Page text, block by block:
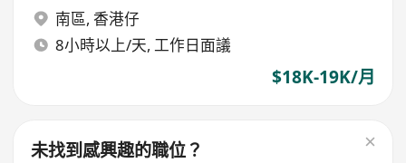
南區, 香港仔
8小時以上/天, 工作日面議
$18K-19K/月
未找到感興趣的職位？